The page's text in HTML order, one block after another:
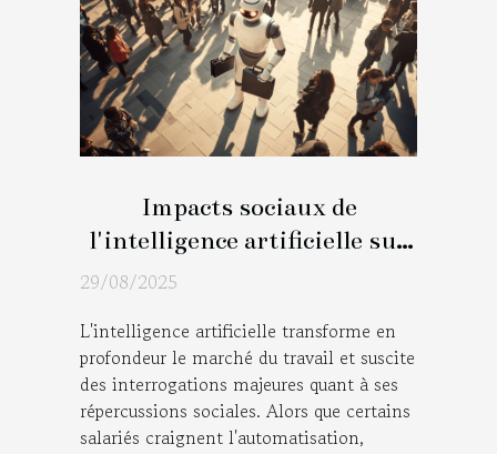
Impacts sociaux de
l'intelligence artificielle sur
le marché du travail
29/08/2025
L'intelligence artificielle transforme en
profondeur le marché du travail et suscite
des interrogations majeures quant à ses
répercussions sociales. Alors que certains
salariés craignent l'automatisation,